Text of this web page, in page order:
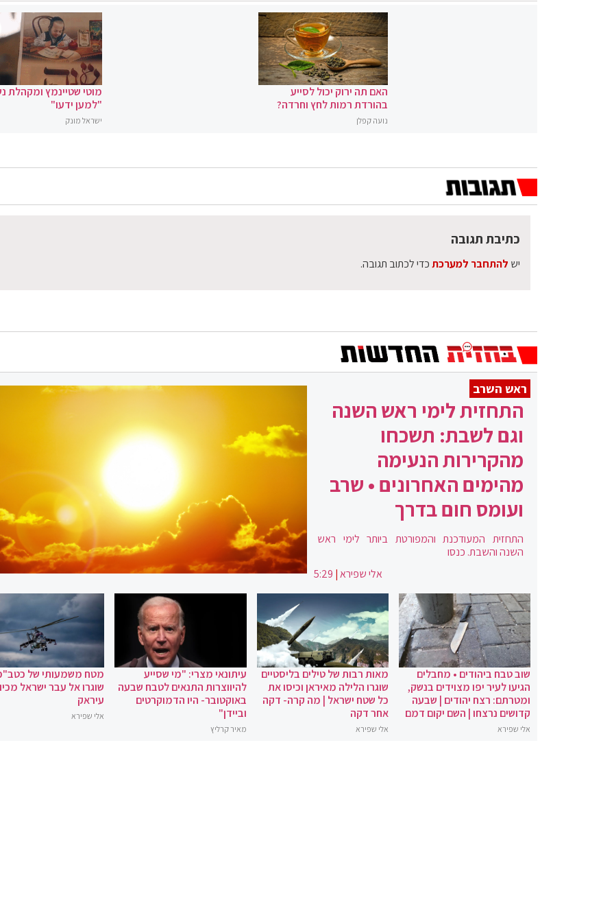
האם תה ירוק יכול לסייע
בהורדת רמות לחץ וחרדה?
נועה קפלן
מוטי שטיינמץ ומקהלת
"למען ידעו"
ישראל מונק
כתיבת תגובה
יש להתחבר למערכתכדי לכתוב תגובה.
ראש השרב
התחזית לימי ראש השנה
וגם לשבת: תשכחו
מהקרירות הנעימה
מהימים האחרונים • שרב
ועומס חום בדרך
התחזית המעודכנת והמפורטת ביותר לימי ראש
השנה והשבת. כנסו
אלי שפירא|
5:29
שוב טבח ביהודים • מחבלים
הגיעו לעיר יפו מצוידים בנשק,
ומטרתם: רצח יהודים | שבעה
קדושים נרצחו | השם יקום דמם
אלי שפירא
מאות רבות של טילים בליסטיים
שוגרו הלילה מאיראן וכיסו את
כל שטח ישראל | מה קרה- דקה
אחר דקה
אלי שפירא
עיתונאי מצרי: "מי שסייע
להיווצרות התנאים לטבח שבעה
באוקטובר- היו הדמוקרטים
וביידן"
מאיר קרליץ
מטח משמעותי של
שוגרו אל עבר ישראל
עיראק
אלי שפירא